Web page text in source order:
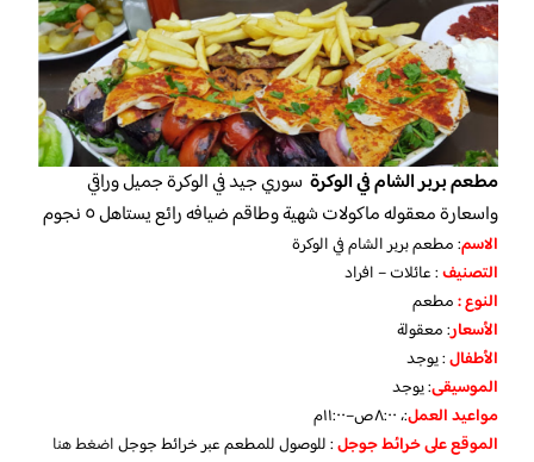
مطعم بربر الشام في الوكرة سوري جيد في الوكرة جميل وراقي
واسعارة معقوله ماكولات شهية وطاقم ضيافه رائع يستاهل ٥ نجوم
الاسم: مطعم بربر الشام في الوكرة
التصنيف: عائلات – افراد
النوع :مطعم
الأسعار:معقولة
الأطفال:يوجد
الموسيقى:يوجد
مواعيد العمل:، ٨:٠٠ص–١١:٠٠م
الموقع على خرائط جوجل: للوصول للمطعم عبر خرائط جوجلاضغط هنا